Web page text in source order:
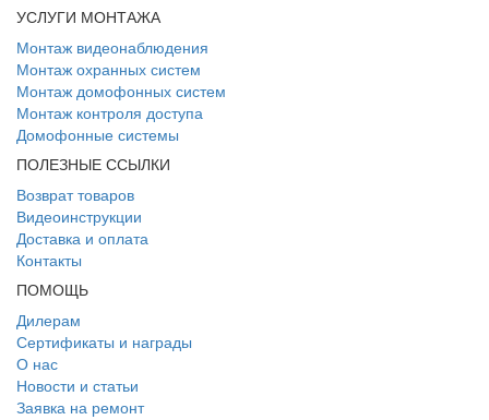
УСЛУГИ МОНТАЖА
Монтаж видеонаблюдения
Монтаж охранных систем
Монтаж домофонных систем
Монтаж контроля доступа
Домофонные системы
ПОЛЕЗНЫЕ ССЫЛКИ
Возврат товаров
Видеоинструкции
Доставка и оплата
Контакты
ПОМОЩЬ
Дилерам
Сертификаты и награды
О нас
Новости и статьи
Заявка на ремонт